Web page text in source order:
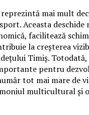
mai mult
Aceasta
facilitează
la creșterea
Timiș.
pentru
tot mai mare de
multicultural și